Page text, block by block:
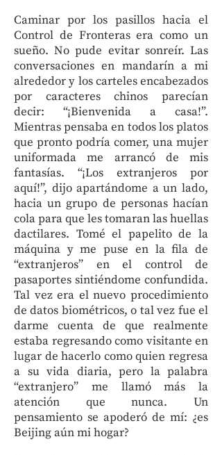
Caminar por los pasillos hacia el
Control de Fronteras era como un
sueño. No pude evitar sonreír. Las
conversaciones en mandarín a mi
alrededor y los carteles encabezados
por caracteres chinos parecían
decir: “¡Bienvenida a casa!”.
Mientras pensaba en todos los platos
que pronto podría comer, una mujer
uniformada me arrancó de mis
fantasías. “¡Los extranjeros por
aquí!”, dijo apartándome a un lado,
hacia un grupo de personas hacían
cola para que les tomaran las huellas
dactilares. Tomé el papelito de la
máquina y me puse en la fila de
“extranjeros” en el control de
pasaportes sintiéndome confundida.
Tal vez era el nuevo procedimiento
de datos biométricos, o tal vez fue el
darme cuenta de que realmente
estaba regresando como visitante en
lugar de hacerlo como quien regresa
a su vida diaria, pero la palabra
“extranjero” me llamó más la
atención que nunca. Un
pensamiento se apoderó de mí: ¿es
Beijing aún mi hogar?